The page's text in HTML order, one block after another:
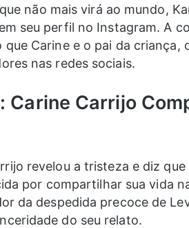
não mais virá ao mundo,
seu perfil no Instagram. A
Carine e o pai da criança,
nas redes sociais.
Carine Carrijo
revelou a tristeza e diz
por compartilhar sua vida
da despedida precoce de
do seu relato.